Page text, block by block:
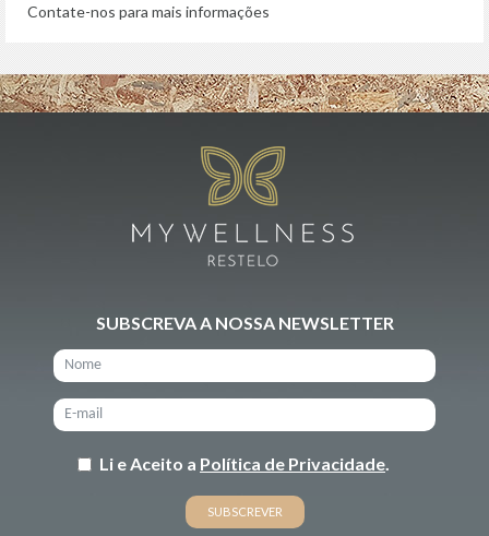
Contate-nos para mais informações
SUBSCREVA A NOSSA NEWSLETTER
Li e Aceito a Política de Privacidade.